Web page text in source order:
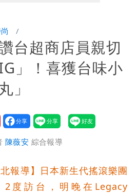
台超商店員親切
」！喜獲台味小
」
陳薇安 綜合報導
報導】日本新生代搖滾樂團
2度訪台，明晚在Legacy